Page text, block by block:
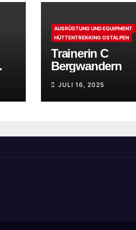
AUSRÜSTUNG UND EQUIPMENT
HÜTTENTREKKING OSTALPEN
Trainerin C
Bergwandern
JULI 16, 2025